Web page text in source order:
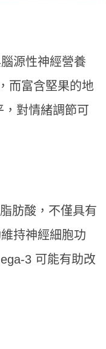
源性神經營養
而富含堅果的地
，對情緒調節可
脂肪酸，不僅具有
持神經細胞功
3 可能有助改